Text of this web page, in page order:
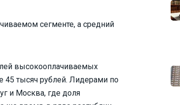
сегменте, а средний
высокооплачиваемых
45 тысяч рублей. Лидерами по
и Москва, где доля